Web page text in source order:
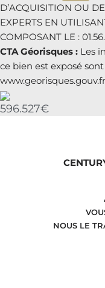
D’ACQUISITION OU
EXPERTS EN
COMPOSANT LE :
CTA Géorisques : Les
ce bien est exposé
www.georisques.gouv.fr
596.527€
NOUS LE